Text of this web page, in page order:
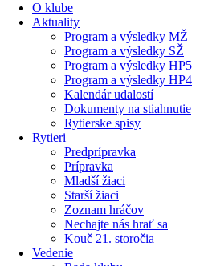
O klube
Aktuality
Program a výsledky MŽ
Program a výsledky SŽ
Program a výsledky HP5
Program a výsledky HP4
Kalendár udalostí
Dokumenty na stiahnutie
Rytierske spisy
Rytieri
Predprípravka
Prípravka
Mladší žiaci
Starší žiaci
Zoznam hráčov
Nechajte nás hrať sa
Kouč 21. storočia
Vedenie